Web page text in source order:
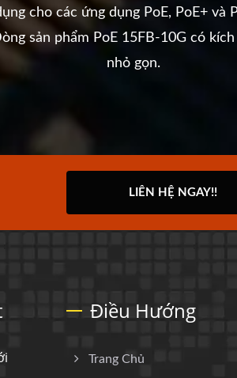
cho các ứng dụng PoE, PoE+ và
sản phẩm PoE 15FB-10G có
nhỏ gọn.
LIÊN HỆ NGAY!!
Điều Hướng
Trang Chủ